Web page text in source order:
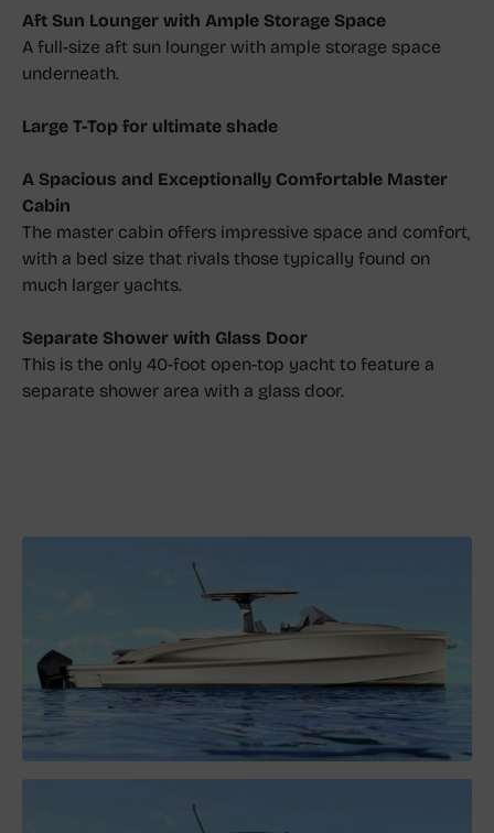
Aft Sun Lounger with Ample Storage Space
A full-size aft sun lounger with ample storage space
underneath.
Large T-Top for ultimate shade
A Spacious and Exceptionally Comfortable Master
Cabin
The master cabin offers impressive space and comfort,
with a bed size that rivals those typically found on
much larger yachts.
Separate Shower with Glass Door
This is the only 40-foot open-top yacht to feature a
separate shower area with a glass door.